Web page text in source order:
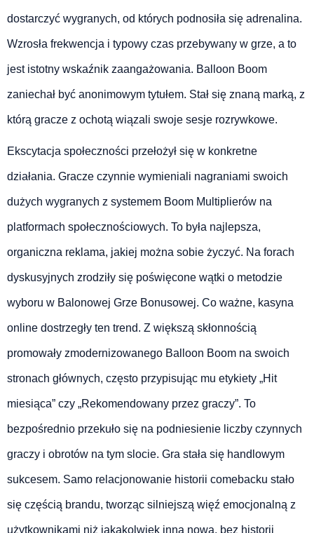
dostarczyć wygranych, od których podnosiła się adrenalina.
Wzrosła frekwencja i typowy czas przebywany w grze, a to
jest istotny wskaźnik zaangażowania. Balloon Boom
zaniechał być anonimowym tytułem. Stał się znaną marką, z
którą gracze z ochotą wiązali swoje sesje rozrywkowe.
Ekscytacja społeczności przełożył się w konkretne
działania. Gracze czynnie wymieniali nagraniami swoich
dużych wygranych z systemem Boom Multiplierów na
platformach społecznościowych. To była najlepsza,
organiczna reklama, jakiej można sobie życzyć. Na forach
dyskusyjnych zrodziły się poświęcone wątki o metodzie
wyboru w Balonowej Grze Bonusowej. Co ważne, kasyna
online dostrzegły ten trend. Z większą skłonnością
promowały zmodernizowanego Balloon Boom na swoich
stronach głównych, często przypisując mu etykiety „Hit
miesiąca” czy „Rekomendowany przez graczy”. To
bezpośrednio przekuło się na podniesienie liczby czynnych
graczy i obrotów na tym slocie. Gra stała się handlowym
sukcesem. Samo relacjonowanie historii comebacku stało
się częścią brandu, tworząc silniejszą więź emocjonalną z
użytkownikami niż jakakolwiek inna nowa, bez historii